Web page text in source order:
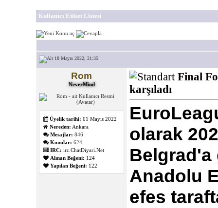
Kullanıcı Etiket Listesi
18 Mayıs 2022, 21:35
Rom
NeverMind
Üyelik tarihi: 01 Mayıs 2022
Nereden: Ankara
Mesajlar: 846
Konular: 624
IRC: irc.ChatDiyari.Net
Alınan Beğeni: 124
Yapılan Beğeni: 122
Final
karşıladı
olarak
Belgrad'a
Anadolu
efes